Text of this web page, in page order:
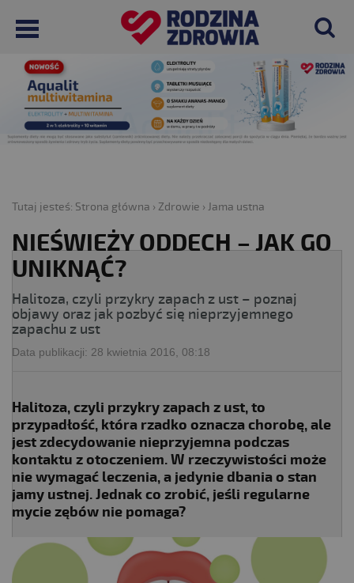
Tutaj jesteś: Strona główna › Zdrowie › Jama ustna
NIEŚWIEŻY ODDECH – JAK GO
UNIKNĄĆ?
Halitoza, czyli przykry zapach z ust – poznaj
objawy oraz jak pozbyć się nieprzyjemnego
zapachu z ust
Data publikacji: 28 kwietnia 2016, 08:18
Halitoza, czyli przykry zapach z ust, to
przypadłość, która rzadko oznacza chorobę, ale
jest zdecydowanie nieprzyjemna podczas
kontaktu z otoczeniem. W rzeczywistości może
nie wymagać leczenia, a jedynie dbania o stan
jamy ustnej. Jednak co zrobić, jeśli regularne
mycie zębów nie pomaga?